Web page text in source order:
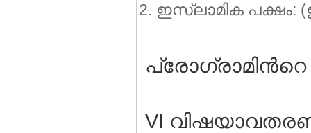
ഇസ്ലാമിക പക്ഷം:
പ്രോഗ്രാമിന്‍റെ
VI